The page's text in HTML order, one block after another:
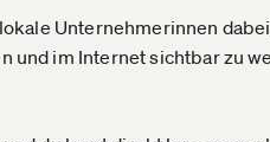
Unternehmerinnen
und im Internet sichtbar zu